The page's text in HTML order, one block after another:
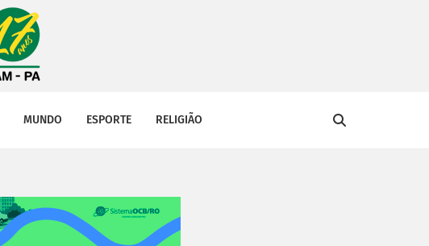
MUNDO ESPORTE RELIGIÃO